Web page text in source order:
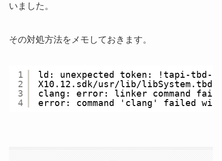
いました。
その対処方法をメモしておきます。
1
2
3
4
ld: unexpected token: !tapi-tbd-v2
X10.12.sdk/usr/lib/
clang: error: linker command
error: command 'clang' failed